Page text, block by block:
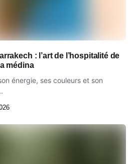
: l’art de l’hospitalité de
médina
énergie, ses couleurs et son